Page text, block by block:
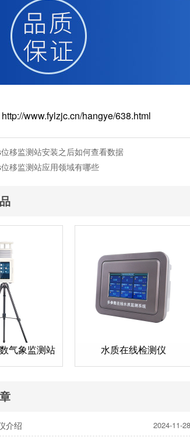
http://www.fylzjc.cn/hangye/638.html
移监测站安装之后如何查看数据
移监测站应用领域有哪些
气象监测站 水质在线检测仪
介绍 2024-11-28